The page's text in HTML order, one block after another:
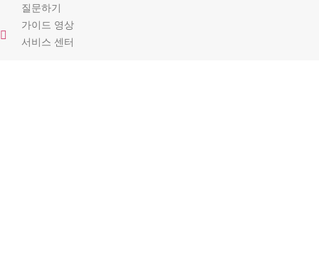
질문하기
가이드 영상
서비스 센터